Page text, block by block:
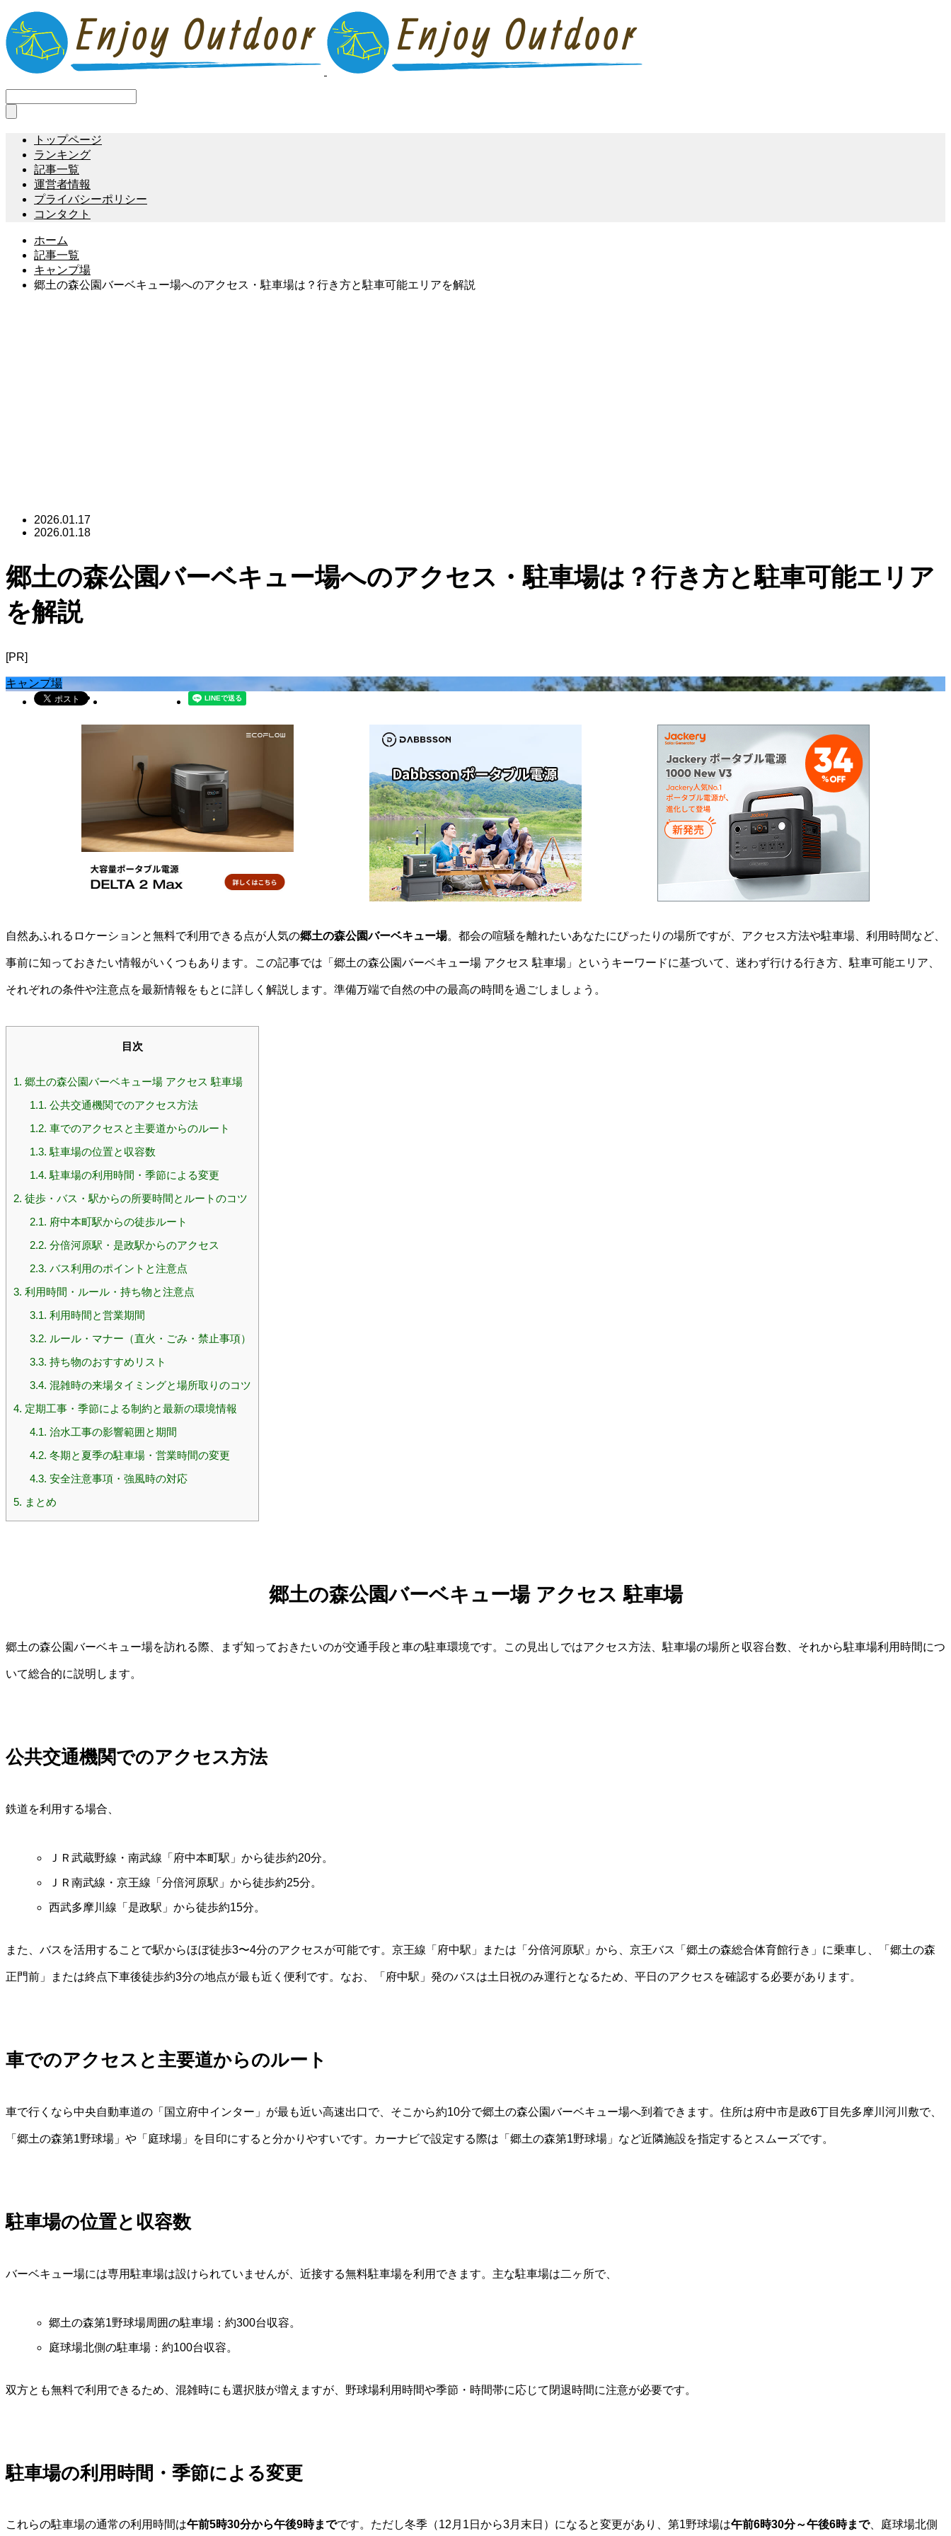
トップページ
ランキング
記事一覧
運営者情報
プライバシーポリシー
コンタクト
ホーム
記事一覧
キャンプ場
郷土の森公園バーベキュー場へのアクセス・駐車場は？行き方と駐車可能エリアを解説
2026.01.17
2026.01.18
郷土の森公園バーベキュー場へのアクセス・駐車場は？行き方と駐車可能エリア
を解説
[PR]
キャンプ場
自然あふれるロケーションと無料で利用できる点が人気の郷土の森公園バーベキュー場。都会の喧騒を離れたいあなたにぴったりの場所ですが、アクセス方法や駐車場、利用時間など、
事前に知っておきたい情報がいくつもあります。この記事では「郷土の森公園バーベキュー場 アクセス 駐車場」というキーワードに基づいて、迷わず行ける行き方、駐車可能エリア、
それぞれの条件や注意点を最新情報をもとに詳しく解説します。準備万端で自然の中の最高の時間を過ごしましょう。
目次
1. 郷土の森公園バーベキュー場 アクセス 駐車場
1.1. 公共交通機関でのアクセス方法
1.2. 車でのアクセスと主要道からのルート
1.3. 駐車場の位置と収容数
1.4. 駐車場の利用時間・季節による変更
2. 徒歩・バス・駅からの所要時間とルートのコツ
2.1. 府中本町駅からの徒歩ルート
2.2. 分倍河原駅・是政駅からのアクセス
2.3. バス利用のポイントと注意点
3. 利用時間・ルール・持ち物と注意点
3.1. 利用時間と営業期間
3.2. ルール・マナー（直火・ごみ・禁止事項）
3.3. 持ち物のおすすめリスト
3.4. 混雑時の来場タイミングと場所取りのコツ
4. 定期工事・季節による制約と最新の環境情報
4.1. 治水工事の影響範囲と期間
4.2. 冬期と夏季の駐車場・営業時間の変更
4.3. 安全注意事項・強風時の対応
5. まとめ
郷土の森公園バーベキュー場 アクセス 駐車場
郷土の森公園バーベキュー場を訪れる際、まず知っておきたいのが交通手段と車の駐車環境です。この見出しではアクセス方法、駐車場の場所と収容台数、それから駐車場利用時間につ
いて総合的に説明します。
公共交通機関でのアクセス方法
鉄道を利用する場合、
ＪＲ武蔵野線・南武線「府中本町駅」から徒歩約20分。
ＪＲ南武線・京王線「分倍河原駅」から徒歩約25分。
西武多摩川線「是政駅」から徒歩約15分。
また、バスを活用することで駅からほぼ徒歩3〜4分のアクセスが可能です。京王線「府中駅」または「分倍河原駅」から、京王バス「郷土の森総合体育館行き」に乗車し、「郷土の森
正門前」または終点下車後徒歩約3分の地点が最も近く便利です。なお、「府中駅」発のバスは土日祝のみ運行となるため、平日のアクセスを確認する必要があります。
車でのアクセスと主要道からのルート
車で行くなら中央自動車道の「国立府中インター」が最も近い高速出口で、そこから約10分で郷土の森公園バーベキュー場へ到着できます。住所は府中市是政6丁目先多摩川河川敷で、
「郷土の森第1野球場」や「庭球場」を目印にすると分かりやすいです。カーナビで設定する際は「郷土の森第1野球場」など近隣施設を指定するとスムーズです。
駐車場の位置と収容数
バーベキュー場には専用駐車場は設けられていませんが、近接する無料駐車場を利用できます。主な駐車場は二ヶ所で、
郷土の森第1野球場周囲の駐車場：約300台収容。
庭球場北側の駐車場：約100台収容。
双方とも無料で利用できるため、混雑時にも選択肢が増えますが、野球場利用時間や季節・時間帯に応じて閉退時間に注意が必要です。
駐車場の利用時間・季節による変更
これらの駐車場の通常の利用時間は午前5時30分から午後9時までです。ただし冬季（12月1日から3月末日）になると変更があり、第1野球場は午前6時30分～午後6時まで、庭球場北側